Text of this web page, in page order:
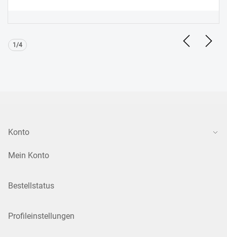
Previous
Next
1/4
Konto
Mein Konto
Bestellstatus
Profileinstellungen